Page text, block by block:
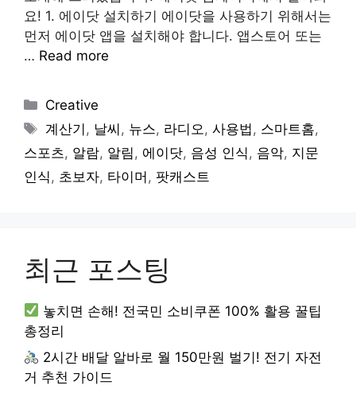
요! 1. 에이닷 설치하기 에이닷을 사용하기 위해서는
먼저 에이닷 앱을 설치해야 합니다. 앱스토어 또는
… Read more
Categories
Creative
Tags
계산기 , 날씨 , 뉴스, 라디오 ,사용법 , 스마트홈,
스포츠, 알람, 알림 , 에이닷, 음성 인식 , 음악, 지문
인식 , 초보자, 타이머 , 팟캐스트
최근 포스팅
놓치면 손해! 전국민 소비쿠폰 100% 활용 꿀팁
총정리
2시간 배달 알바로 월 150만원 벌기! 전기 자전
거 추천 가이드